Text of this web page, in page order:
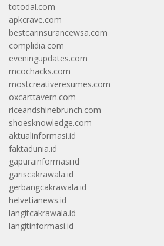
totodal.com
apkcrave.com
bestcarinsurancewsa.com
complidia.com
eveningupdates.com
mcochacks.com
mostcreativeresumes.com
oxcarttavern.com
riceandshinebrunch.com
shoesknowledge.com
aktualinformasi.id
faktadunia.id
gapurainformasi.id
gariscakrawala.id
gerbangcakrawala.id
helvetianews.id
langitcakrawala.id
langitinformasi.id